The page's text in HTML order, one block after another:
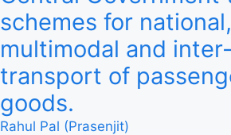
schemes for national,
multimodal and
transport of
goods.
Rahul Pal (Prasenjit)